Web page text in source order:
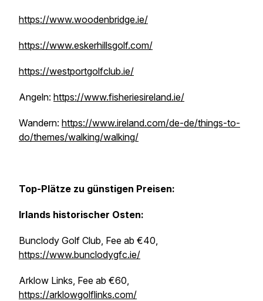
https://www.woodenbridge.ie/
https://www.eskerhillsgolf.com/
https://westportgolfclub.ie/
Angeln: https://www.fisheriesireland.ie/
Wandern: https://www.ireland.com/de-de/things-to-
do/themes/walking/walking/
Top-Plätze zu günstigen Preisen:
Irlands historischer Osten:
Bunclody Golf Club, Fee ab €40,
https://www.bunclodygfc.ie/
Arklow Links, Fee ab €60,
https://arklowgolflinks.com/